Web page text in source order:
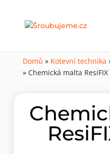
Domů » Kotevní technika
» Chemická malta ResiFIX